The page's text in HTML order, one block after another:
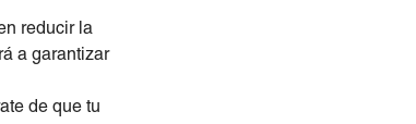
reducir la
a garantizar
de que tu